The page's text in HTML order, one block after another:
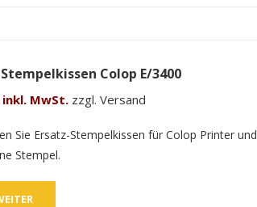
Colop E/3400
inkl. MwSt. zzgl. Versand
Sie Ersatz-Stempelkissen für Colop Printer und
Stempel.